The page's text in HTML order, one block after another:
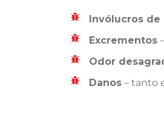
Invólucros de
Excrementos
Odor
Danos – tanto